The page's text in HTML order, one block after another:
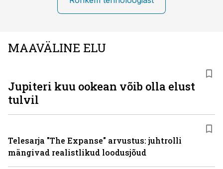
MAAVÄLINE ELU
Jupiteri kuu ookean võib olla elust
tulvil
Telesarja "The Expanse" arvustus: juhtrolli
mängivad realistlikud loodusjõud